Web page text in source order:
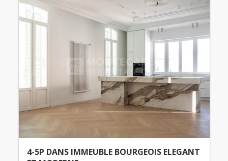
4-5P DANS IMMEUBLE BOURGEOIS ELEGANT